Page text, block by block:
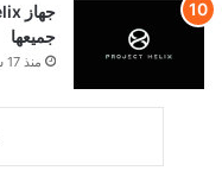
جميعها
منذ 17 ساعة